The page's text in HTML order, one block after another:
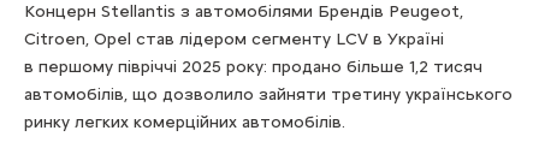
Концерн Stellantis з автомобілями Брендів Peugeot,
Citroen, Opel став лідером сегменту LCV в Україні
в першому півріччі 2025 року: продано більше 1,2 тисяч
автомобілів, що дозволило зайняти третину українського
ринку легких комерційних автомобілів.